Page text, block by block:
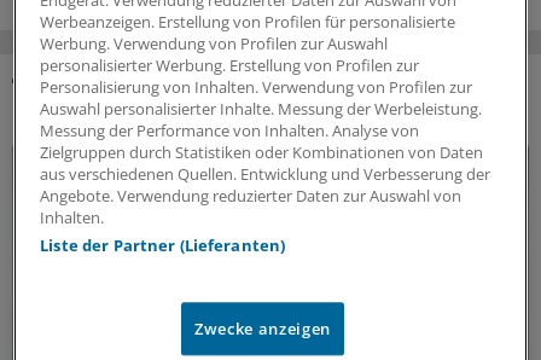
DAS KÖNNTE SIE AUCH INTERESSIEREN
Werbeanzeigen. Erstellung von Profilen für personalisierte
Werbung. Verwendung von Profilen zur Auswahl
personalisierter Werbung. Erstellung von Profilen zur
Personalisierung von Inhalten. Verwendung von Profilen zur
Auswahl personalisierter Inhalte. Messung der Werbeleistung.
Messung der Performance von Inhalten. Analyse von
Zielgruppen durch Statistiken oder Kombinationen von Daten
aus verschiedenen Quellen. Entwicklung und Verbesserung der
Angebote. Verwendung reduzierter Daten zur Auswahl von
Inhalten.
Liste der Partner (Lieferanten)
Zwecke anzeigen